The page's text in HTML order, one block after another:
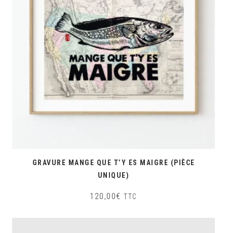
GRAVURE MANGE QUE T’Y ES MAIGRE (PIÈCE
UNIQUE)
120,00€ TTC